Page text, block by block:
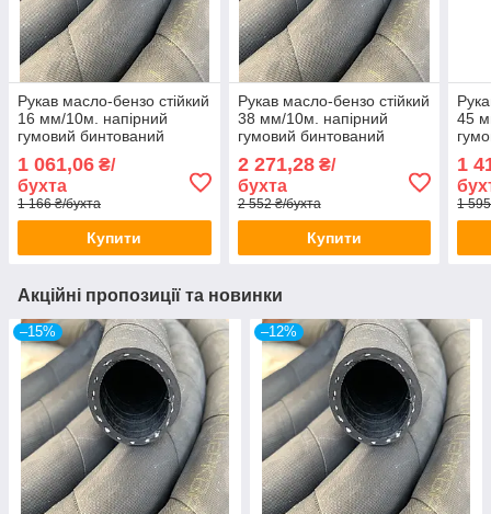
Рукав масло-бензо стійкий
16 мм/10м. напірний
гумовий бинтований
дорновий. Армований
ниткою.
1 061,06 ₴/
бухта
1 166 ₴/бухта
Купити
Рукав масло-бензо стійкий
38 мм/10м. напірний
гумовий бинтований
дорновий. Армований
ниткою.
2 271,28₴/
бухта
2 552 ₴/бухта
Купити
45
1
1
Акційні пропозиції та новинки
–15% –12%